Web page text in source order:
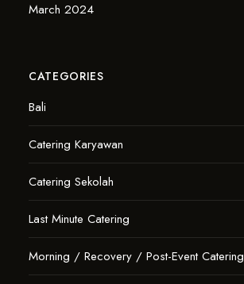
March 2024
CATEGORIES
Bali
Catering Karyawan
Catering Sekolah
Last Minute Catering
Morning / Recovery / Post-Event Catering